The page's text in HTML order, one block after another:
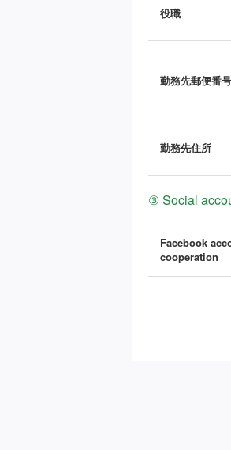
役職
勤務先郵便番号
勤務先住所
③ Social
Facebook
cooperation